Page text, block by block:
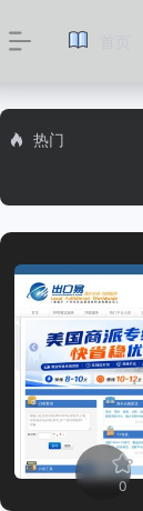
热门
0